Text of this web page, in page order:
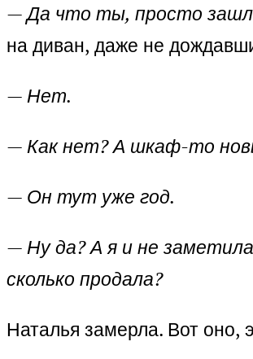
—Да что ты, просто
на диван, даже не
—Нет.
—Как нет? А шкаф-то
— Он тут уже год.
—Ну да? А я и не
сколько продала?
Наталья замерла. Вот оно,